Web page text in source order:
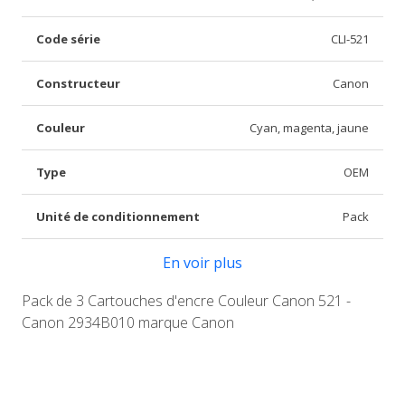
Code série CLI-521
Constructeur Canon
Couleur Cyan, magenta, jaune
Type OEM
Unité de conditionnement Pack
En voir plus
Pack de 3 Cartouches d'encre Couleur Canon 521 -
Canon 2934B010 marque Canon